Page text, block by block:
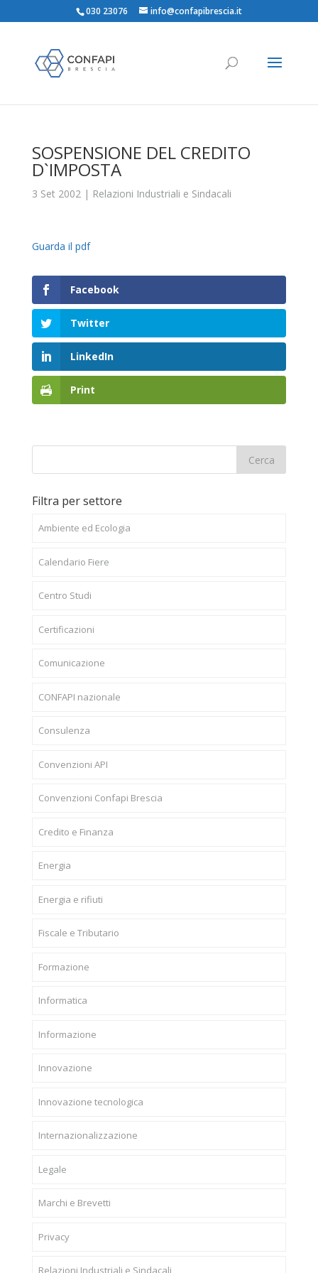
030 23076 info@confapibrescia.it
SOSPENSIONE DEL CREDITO
D`IMPOSTA
3 Set 2002| Relazioni Industriali e Sindacali
Guarda il pdf
Facebook
Twitter
LinkedIn
Print
Filtra per settore
Ambiente ed Ecologia
Calendario Fiere
Centro Studi
Certificazioni
Comunicazione
CONFAPI nazionale
Consulenza
Convenzioni API
Convenzioni Confapi Brescia
Credito e Finanza
Energia
Energia e rifiuti
Fiscale e Tributario
Formazione
Informatica
Informazione
Innovazione
Innovazione tecnologica
Internazionalizzazione
Legale
Marchi e Brevetti
Privacy